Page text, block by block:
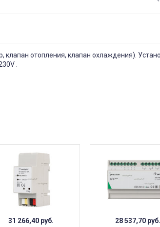
клапан отопления, клапан охлаждения).
.
31 266,40 руб. 28 537,70 руб.